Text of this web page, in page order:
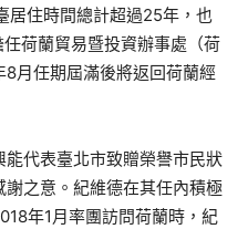
居住時間總計超過25年，也
荷蘭貿易暨投資辦事處（荷
月任期屆滿後將返回荷蘭經
代表臺北市致贈榮譽市民狀
之意。紀維德在其任內積極
年1月率團訪問荷蘭時，紀